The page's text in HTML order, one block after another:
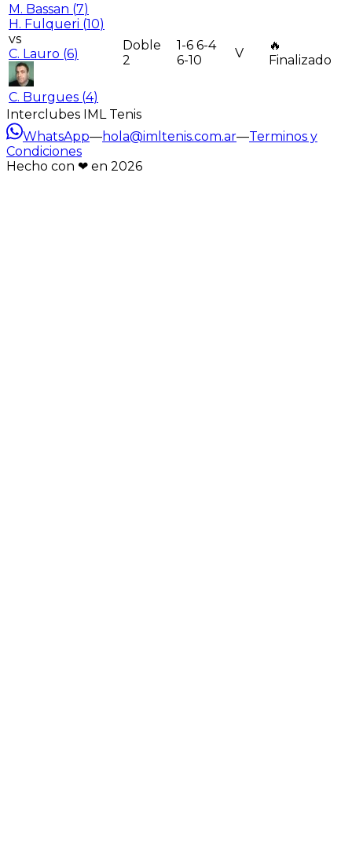
M. Bassan (7)
H. Fulqueri (10)
vs
C. Lauro (6)
C. Burgues (4)
Doble
2
1-6 6-4
6-10
V
🔥
Finalizado
Interclubes IML Tenis
WhatsApp—hola@imltenis.com.ar—Terminos y
Condiciones
Hecho con ❤︎ en 2026